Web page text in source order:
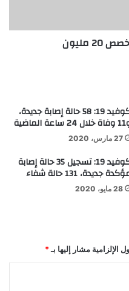
مليون
كوفيد 19: 58 حالة إصابة جديدة،
الماضية
27 مارس، 2020
كوفيد 19: تسجيل 35 حالة إصابة
جديدة، 131 حالة شفاء
28 مايو، 2020
الإلزامية مشار إليها بـ *